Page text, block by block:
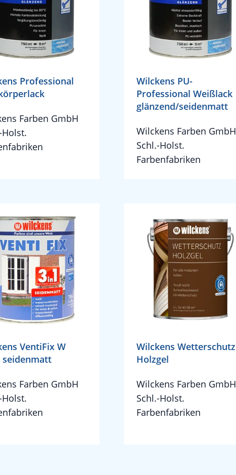
Professional
Farben GmbH
Holst.
Wilckens PU-
Professional Weißlack
glänzend/seidenmatt
Wilckens Farben GmbH
Schl.-Holst.
Farbenfabriken
VentiFix W
Farben GmbH
Holst.
Wilckens Wetterschutz
Holzgel
Wilckens Farben GmbH
Schl.-Holst.
Farbenfabriken